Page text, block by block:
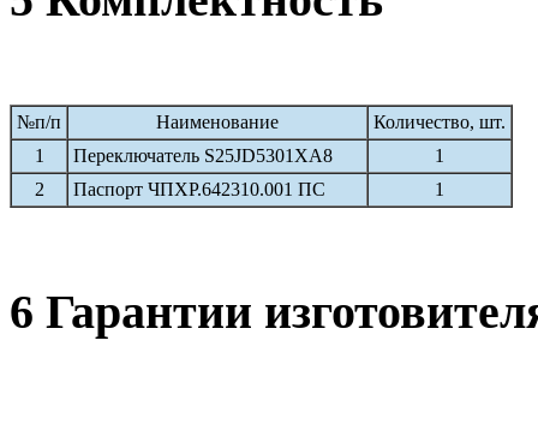
№п/п Наименование
Количество, шт.
1
Переключатель S25JD5301XA8
1
2
Паспорт ЧПХР.642310.001 ПС 1
6 Гарантии